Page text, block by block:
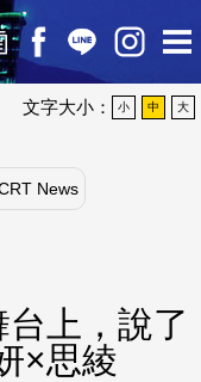
文字大小： 小 中 大
News
台上，說了
×思綾